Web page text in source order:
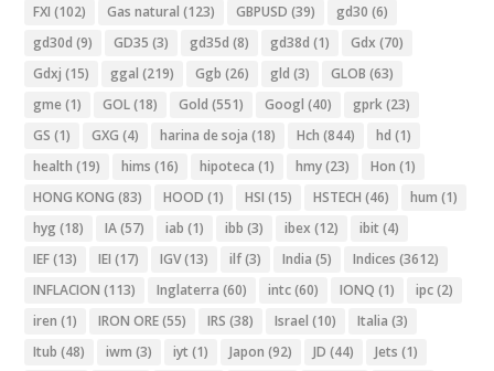
FXI (102) Gas natural (123) GBPUSD (39) gd30 (6)
gd30d (9) GD35 (3) gd35d (8) gd38d (1) Gdx (70)
Gdxj (15) ggal (219) Ggb (26) gld (3) GLOB (63)
gme (1) GOL(18) Gold (551) Googl (40) gprk(23)
GS (1) GXG (4) harina de soja (18) Hch (844) hd (1)
health (19) hims (16) hipoteca (1) hmy(23) Hon (1)
HONG KONG (83) HOOD (1) HSI (15) HSTECH (46) hum (1)
hyg (18) IA(57) iab (1) ibb (3) ibex (12) ibit (4)
IEF(13) IEI (17) IGV(13) ilf(3) India (5) Indices (3612)
INFLACION (113) Inglaterra (60) intc(60) IONQ (1) ipc(2)
iren (1) IRON ORE(55) IRS (38) Israel (10) Italia (3)
Itub (48) iwm (3) iyt (1) Japon (92) JD (44) Jets (1)